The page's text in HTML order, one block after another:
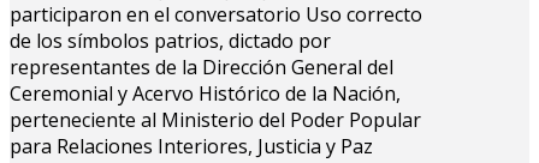
participaron en el conversatorio Uso correcto
de los símbolos patrios, dictado por
representantes de la Dirección General del
Ceremonial y Acervo Histórico de la Nación,
perteneciente al Ministerio del Poder Popular
para Relaciones Interiores, Justicia y Paz